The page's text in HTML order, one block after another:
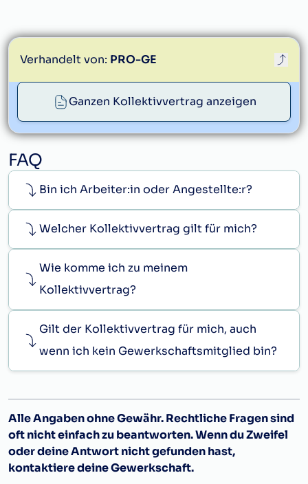
Darren
Malz
brennen
F
Weicher
B
Bedienung
der Silos
und der
Putzerei
A
Wenden
mit Hand
mit
Elektrowender
B
Darren
1. b)
Mälzerei:
Malz
brennen
F
Ganzen Kollektivvertrag anzeigen
Verhandelt von: PRO-GE
proge@proge.at
FAQ
Bin ich Arbeiter:in oder Angestellte:r?
Welcher Kollektivvertrag gilt für mich?
Wie komme ich zu meinem
Kollektivvertrag?
Gilt der Kollektivvertrag für mich, auch
wenn ich kein Gewerkschaftsmitglied bin?
Alle Angaben ohne Gewähr. Rechtliche Fragen sind
oft nicht einfach zu beantworten. Wenn du Zweifel
oder deine Antwort nicht gefunden hast,
kontaktiere deine Gewerkschaft.